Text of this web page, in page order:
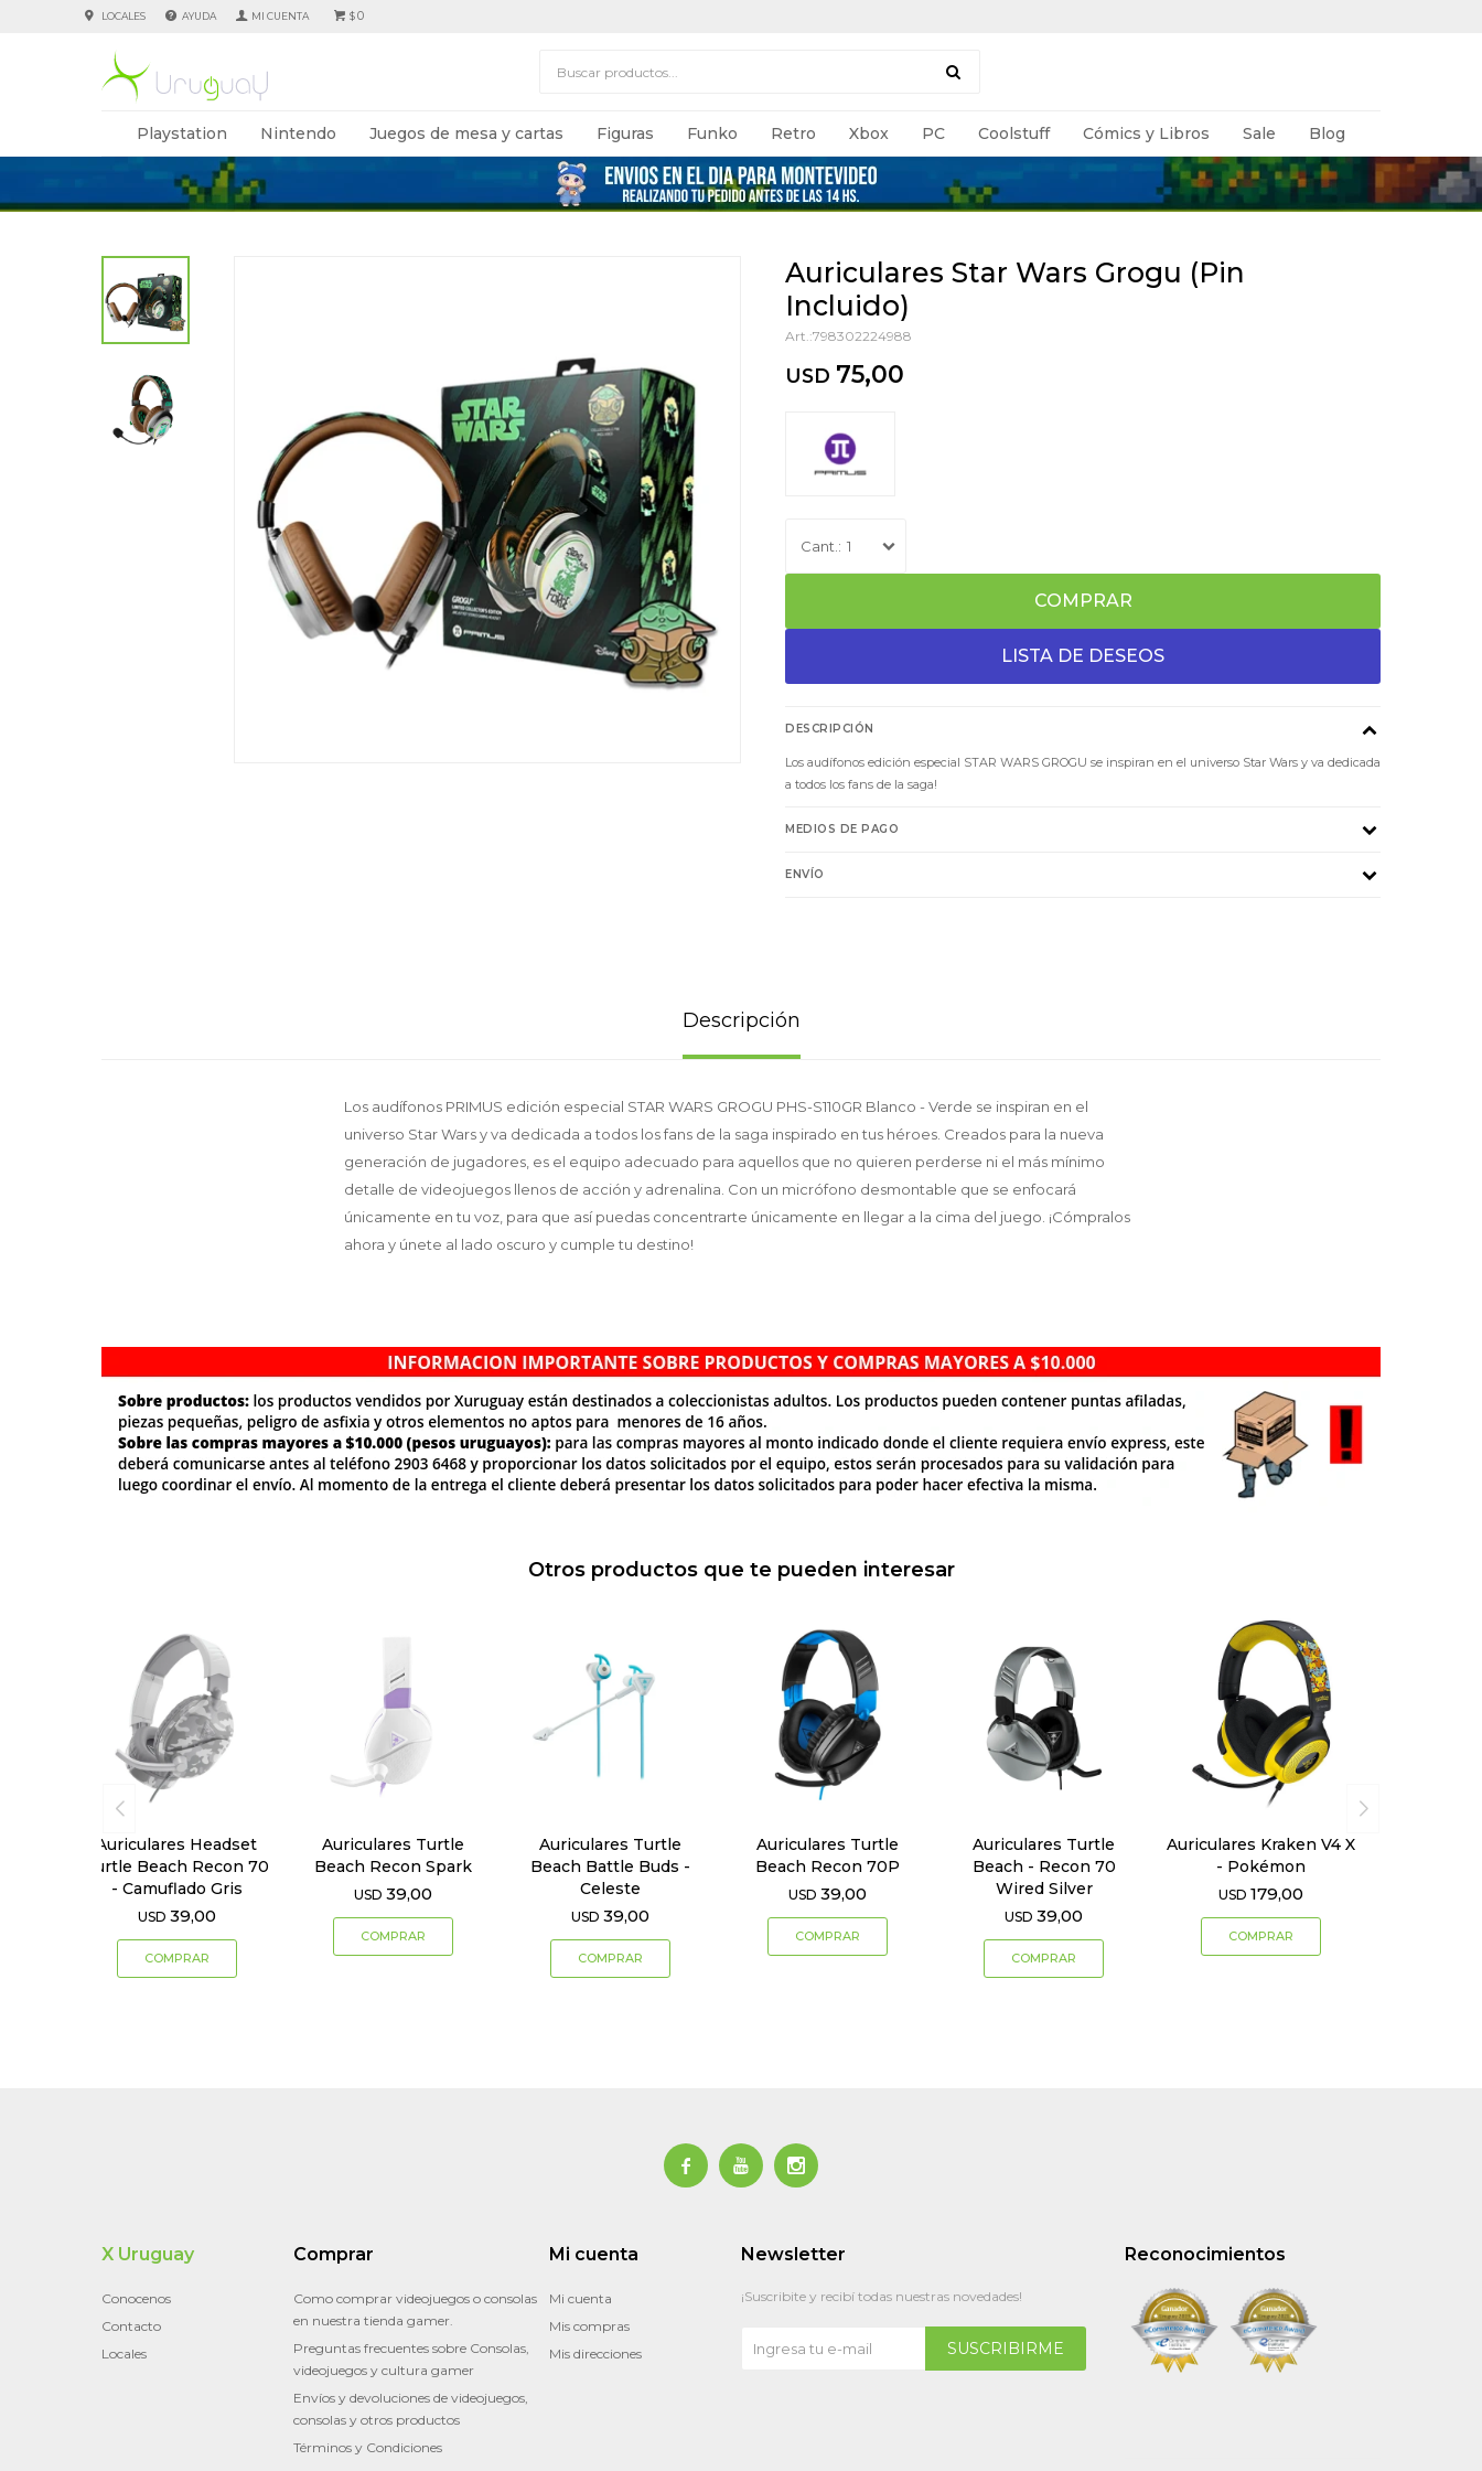
Playstation Nintendo Juegos de mesa y cartas Figuras Funko Retro Xbox PC Coolstuff Cómics y Libros Sale Blog
$0
LOCALES AYUDA
Auriculares Star Wars Grogu (Pin
Incluido)
798302224988
USD 75,00
1
COMPRAR
DESCRIPCIÓN
Los audífonos edición especial STAR WARS GROGU se inspiran en el universo Star Wars y va dedicada
a todos los fans de la saga!
MEDIOS DE PAGO
ENVÍO
Descripción
Los audífonos PRIMUS edición especial STAR WARS GROGU PHS-S110GR Blanco - Verde se inspiran en el
universo Star Wars y va dedicada a todos los fans de la saga inspirado en tus héroes. Creados para la nueva
generación de jugadores, es el equipo adecuado para aquellos que no quieren perderse ni el más mínimo
detalle de videojuegos llenos de acción y adrenalina. Con un micrófono desmontable que se enfocará
únicamente en tu voz, para que así puedas concentrarte únicamente en llegar a la cima del juego. ¡Cómpralos
ahora y únete al lado oscuro y cumple tu destino!
Otros productos que te pueden interesar
Auriculares Headset
Turtle Beach Recon 70
- Camuflado Gris
USD 39,00
Auriculares Turtle
Beach Recon Spark
USD 39,00
Auriculares Turtle
Beach Battle Buds -
Celeste
USD 39,00
Auriculares Turtle
Beach Recon 70P
USD 39,00
Auriculares Turtle
Beach - Recon 70
Wired Silver
USD 39,00
Auriculares Kraken V4 X
- Pokémon
USD 179,00
  
Reconocimientos
X Uruguay
Conocenos
Contacto
Locales
Comprar
Como comprar videojuegos o consolas
en nuestra tienda gamer.
Preguntas frecuentes sobre Consolas,
videojuegos y cultura gamer
Envíos y devoluciones de videojuegos,
consolas y otros productos
Términos y Condiciones
Mi cuenta
Mi cuenta
Mis compras
Mis direcciones
Newsletter
¡Suscribite y recibí todas nuestras novedades!
SUSCRIBIRME